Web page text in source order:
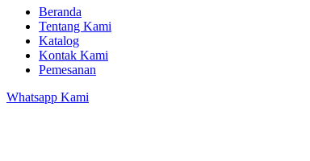
Beranda
Tentang Kami
Katalog
Kontak Kami
Pemesanan
Whatsapp Kami